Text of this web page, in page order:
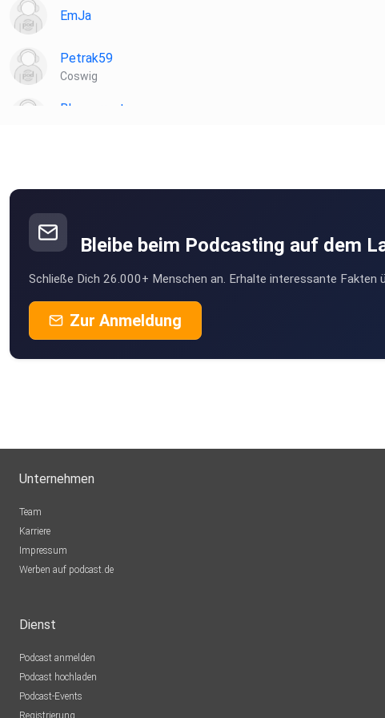
EmJa
Petrak59
Coswig
Blaccurrant
Bleibe beim Podcasting auf dem
Schließe Dich 26.000+ Menschen an. Erhalte interessante
Zur Anmeldung
Unternehmen
Team
Karriere
Impressum
Werben auf podcast.de
Dienst
Podcast anmelden
Podcast hochladen
Podcast-Events
Registrierung